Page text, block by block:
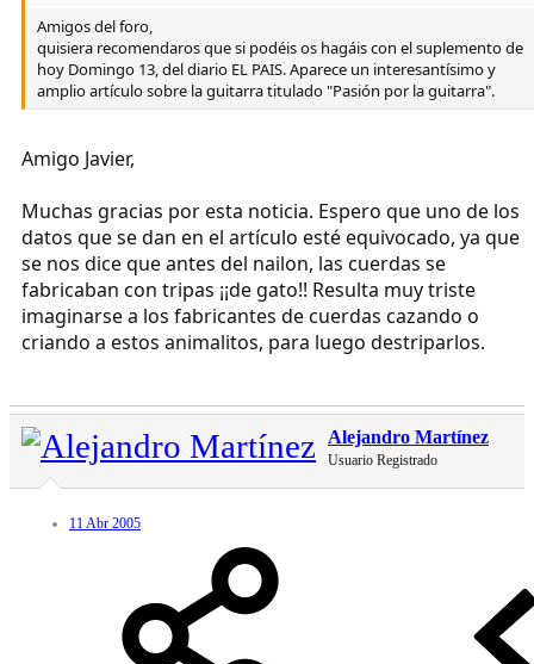
Amigos del foro,
quisiera recomendaros que si podéis os hagáis con el suplemento de
hoy Domingo 13, del diario EL PAIS. Aparece un interesantísimo y
amplio artículo sobre la guitarra titulado "Pasión por la guitarra".
Amigo Javier,
Muchas gracias por esta noticia. Espero que uno de los
datos que se dan en el artículo esté equivocado, ya que
se nos dice que antes del nailon, las cuerdas se
fabricaban con tripas ¡¡de gato!! Resulta muy triste
imaginarse a los fabricantes de cuerdas cazando o
criando a estos animalitos, para luego destriparlos.
Alejandro Martínez
Usuario Registrado
11 Abr 2005